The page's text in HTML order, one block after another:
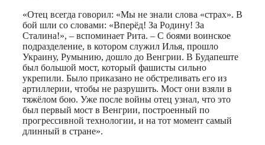
«Отец всегда говорил: «Мы не знали слова «страх». В
бой шли со словами: «Вперёд! За Родину! За
Сталина!», – вспоминает Рита. – С боями воинское
подразделение, в котором служил Илья, прошло
Украину, Румынию, дошло до Венгрии. В Будапеште
был большой мост, который фашисты сильно
укрепили. Было приказано не обстреливать его из
артиллерии, чтобы не разрушить. Мост они взяли в
тяжёлом бою. Уже после войны отец узнал, что это
был первый мост в Венгрии, построенный по
прогрессивной технологии, и на тот момент самый
длинный в стране».